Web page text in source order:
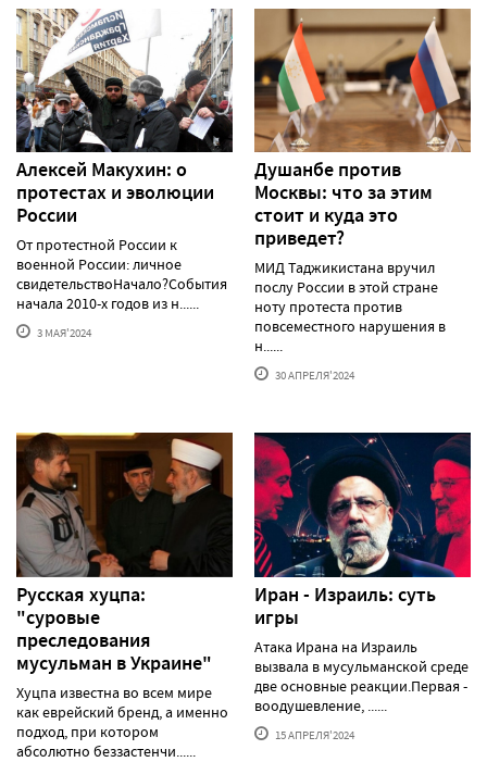
Алексей Макуxин: о
протестаx и эволюции
России
От протестной России к
военной России: личное
свидетельствоНачало?События
начала 2010-х годов из н......
3 МАЯ'2024
Душанбе против
Москвы: что за этим
стоит и куда это
приведет?
МИД Таджикистана вручил
послу России в этой стране
ноту протеста против
повсеместного нарушения в
н......
30 АПРЕЛЯ'2024
Русская хуцпа:
"суровые
преследования
мусульман в Украине"
Хуцпа известна во всем мире
как еврейский бренд, а именно
подход, при котором
абсолютно беззастенчи......
Иран - Израиль: суть
игры
Атака Ирана на Израиль
вызвала в мусульманской среде
две основные реакции.Первая -
воодушевление, ......
15 АПРЕЛЯ'2024